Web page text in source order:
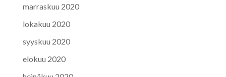
marraskuu 2020
lokakuu 2020
syyskuu 2020
elokuu 2020